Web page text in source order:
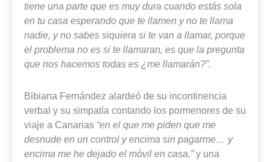
tiene una parte que es muy dura cuando estás sola
en tu casa esperando que te llamen y no te llama
nadie, y no sabes siquiera si te van a llamar, porque
el problema no es si te llamaran, es que la pregunta
que nos hacemos todas es ¿me llamarán?”.
Bibiana Fernández alardeó de su incontinencia
verbal y su simpatía contando los pormenores de su
viaje a Canarias “en el que me piden que me
desnude en un control y encima sin pagarme… y
encima me he dejado el móvil en casa,”y una